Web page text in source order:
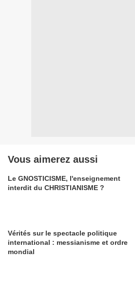
Vous aimerez aussi
Le GNOSTICISME, l'enseignement
interdit du CHRISTIANISME ?
Vérités sur le spectacle politique
international : messianisme et ordre
mondial